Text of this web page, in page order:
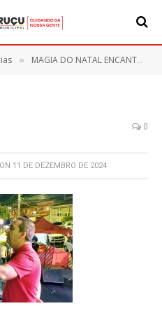
» MAGIA DO NATAL ENCANTA ITAPERUÇU NA ABERTURA DAS FESTAS NATALINAS 2024
0
ON 11 DE DEZEMBRO DE 2024